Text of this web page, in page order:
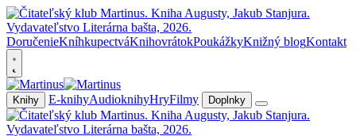
DoručenieKníhkupectváKnihovrátokPoukážkyKnižný blogKontakt
Knihy E-knihyAudioknihyHryFilmy Doplnky